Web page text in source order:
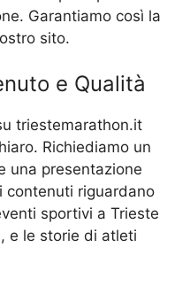
Garantiamo così la
sito.
e Qualità
triestemarathon.it
Richiediamo un
una presentazione
contenuti riguardano
sportivi a Trieste
e le storie di atleti